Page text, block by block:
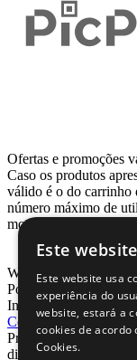
Ofertas e promoções
Caso os produtos
válido é o do carrinho
número máximo de
momento, de acordo
Webcontinental LTDA
Porto Alegre - RS -
Inscrição Estadual:
Conosco|
Proibida reprodução
direitos reservados -
Este
Este website usa
experiência do
website, estará a
cookies de acordo
Cookies.